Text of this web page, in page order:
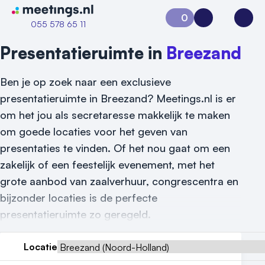
Naar home van Meetings
055 578 65 11
Vraag locatie aan
Locatiegids
Meld locatie aan
0
Aanvraag 0Inloggen
Presentatieruimte in Breezand
Ben je op zoek naar een exclusieve
presentatieruimte in Breezand? Meetings.nl is er
om het jou als secretaresse makkelijk te maken
om goede locaties voor het geven van
presentaties te vinden. Of het nou gaat om een
zakelijk of een feestelijk evenement, met het
grote aanbod van zaalverhuur, congrescentra en
bijzonder locaties is de perfecte
presentatieruimte zo geregeld.
Locatie